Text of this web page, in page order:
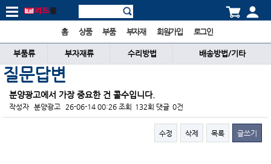
홈 상품 부품 부자재 회원가입 로그인
부품류 부자재류 수리방법 배송방법/기타
질문답변
분양광고에서 가장 중요한 건 콜수입니다.
작성자 분양광고 26-06-14 00:26 조회 132회 댓글 0건
수정 삭제 목록 글쓰기